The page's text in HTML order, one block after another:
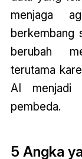
menjaga
berkembang
berubah
terutama
AI menjadi
pembeda.
5 Angka